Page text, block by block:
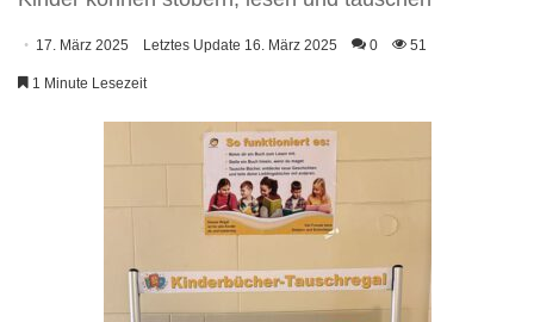
17. März 2025 Letztes Update 16. März 2025 0 51
1 Minute Lesezeit